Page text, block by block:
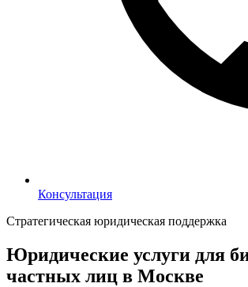
Консультация
Консультация
Стратегическая юридическая поддержка
Юридические услуги для
частных лиц в Москве